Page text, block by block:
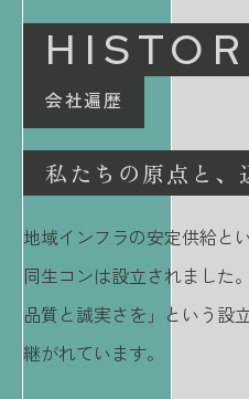
会社遍歴
私たちの原点と、
地域インフラの安定供給と
同生コンは設立されました
品質と誠実さを」という設
継がれています。